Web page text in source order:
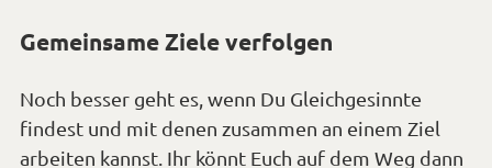
Gemeinsame Ziele verfolgen
Noch besser geht es, wenn Du Gleichgesinnte
findest und mit denen zusammen an einem Ziel
arbeiten kannst. Ihr könnt Euch auf dem Weg dann